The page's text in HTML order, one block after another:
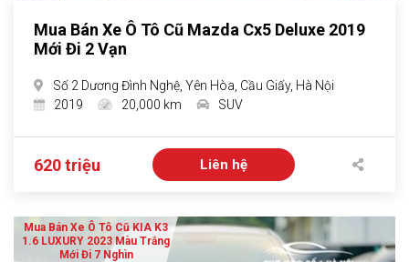
Mua Bán Xe Ô Tô Cũ Mazda Cx5 Deluxe 2019
Mới Đi 2 Vạn
Số 2 Dương Đình Nghệ, Yên Hòa, Cầu Giấy, Hà Nội
2019
20,000 km SUV
620 triệu Liên hệ
Mua Bán Xe Ô Tô Cũ KIA K3
1.6 LUXURY 2023 Màu Trắng
Mới Đi 7 Nghìn